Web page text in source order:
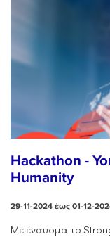
Hackathon -
Humanity
29-11-2024 έως 01-12-
Με έναυσμα το